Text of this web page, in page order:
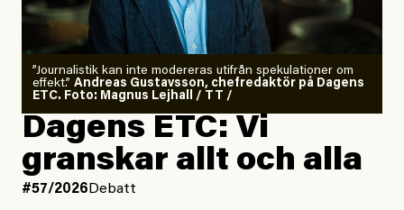
”Journalistik kan inte modereras utifrån spekulationer om
effekt.” Andreas Gustavsson, chefredaktör på Dagens
ETC. Foto: Magnus Lejhall / TT /
Dagens ETC: Vi
granskar allt och alla
#57/2026 Debatt